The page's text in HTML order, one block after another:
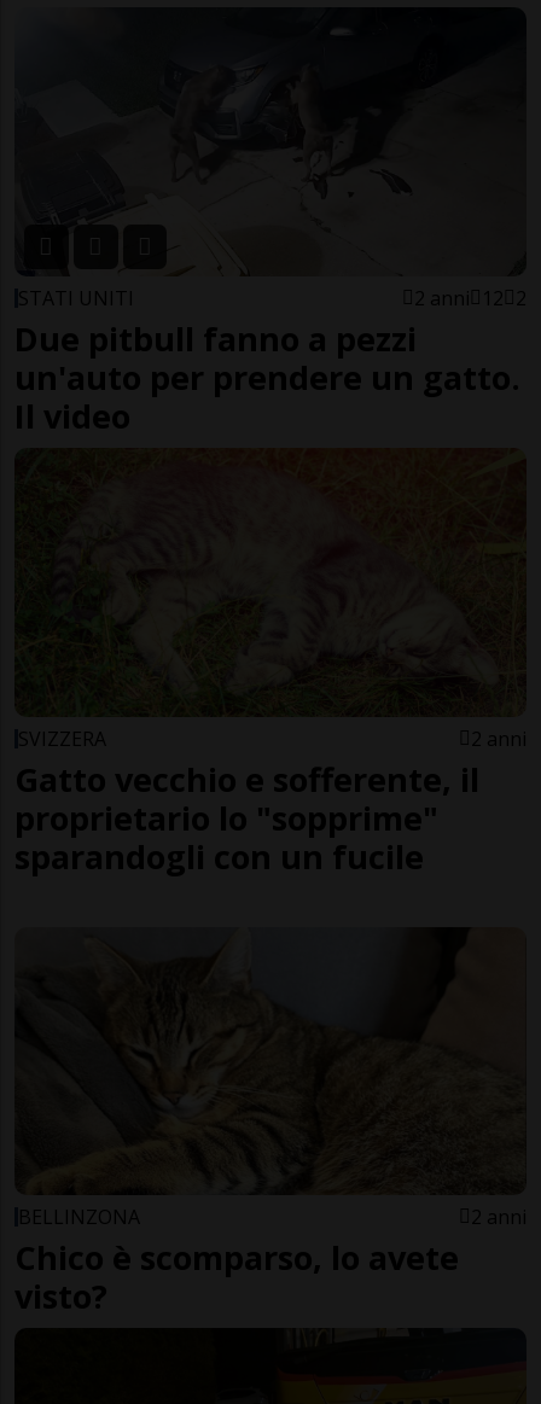
STATI UNITI 2 anni 12 2
Due pitbull fanno a pezzi
un'auto per prendere un gatto.
Il video
SVIZZERA 2 anni
Gatto vecchio e sofferente, il
proprietario lo "sopprime"
sparandogli con un fucile
BELLINZONA 2 anni
Chico è scomparso, lo avete
visto?